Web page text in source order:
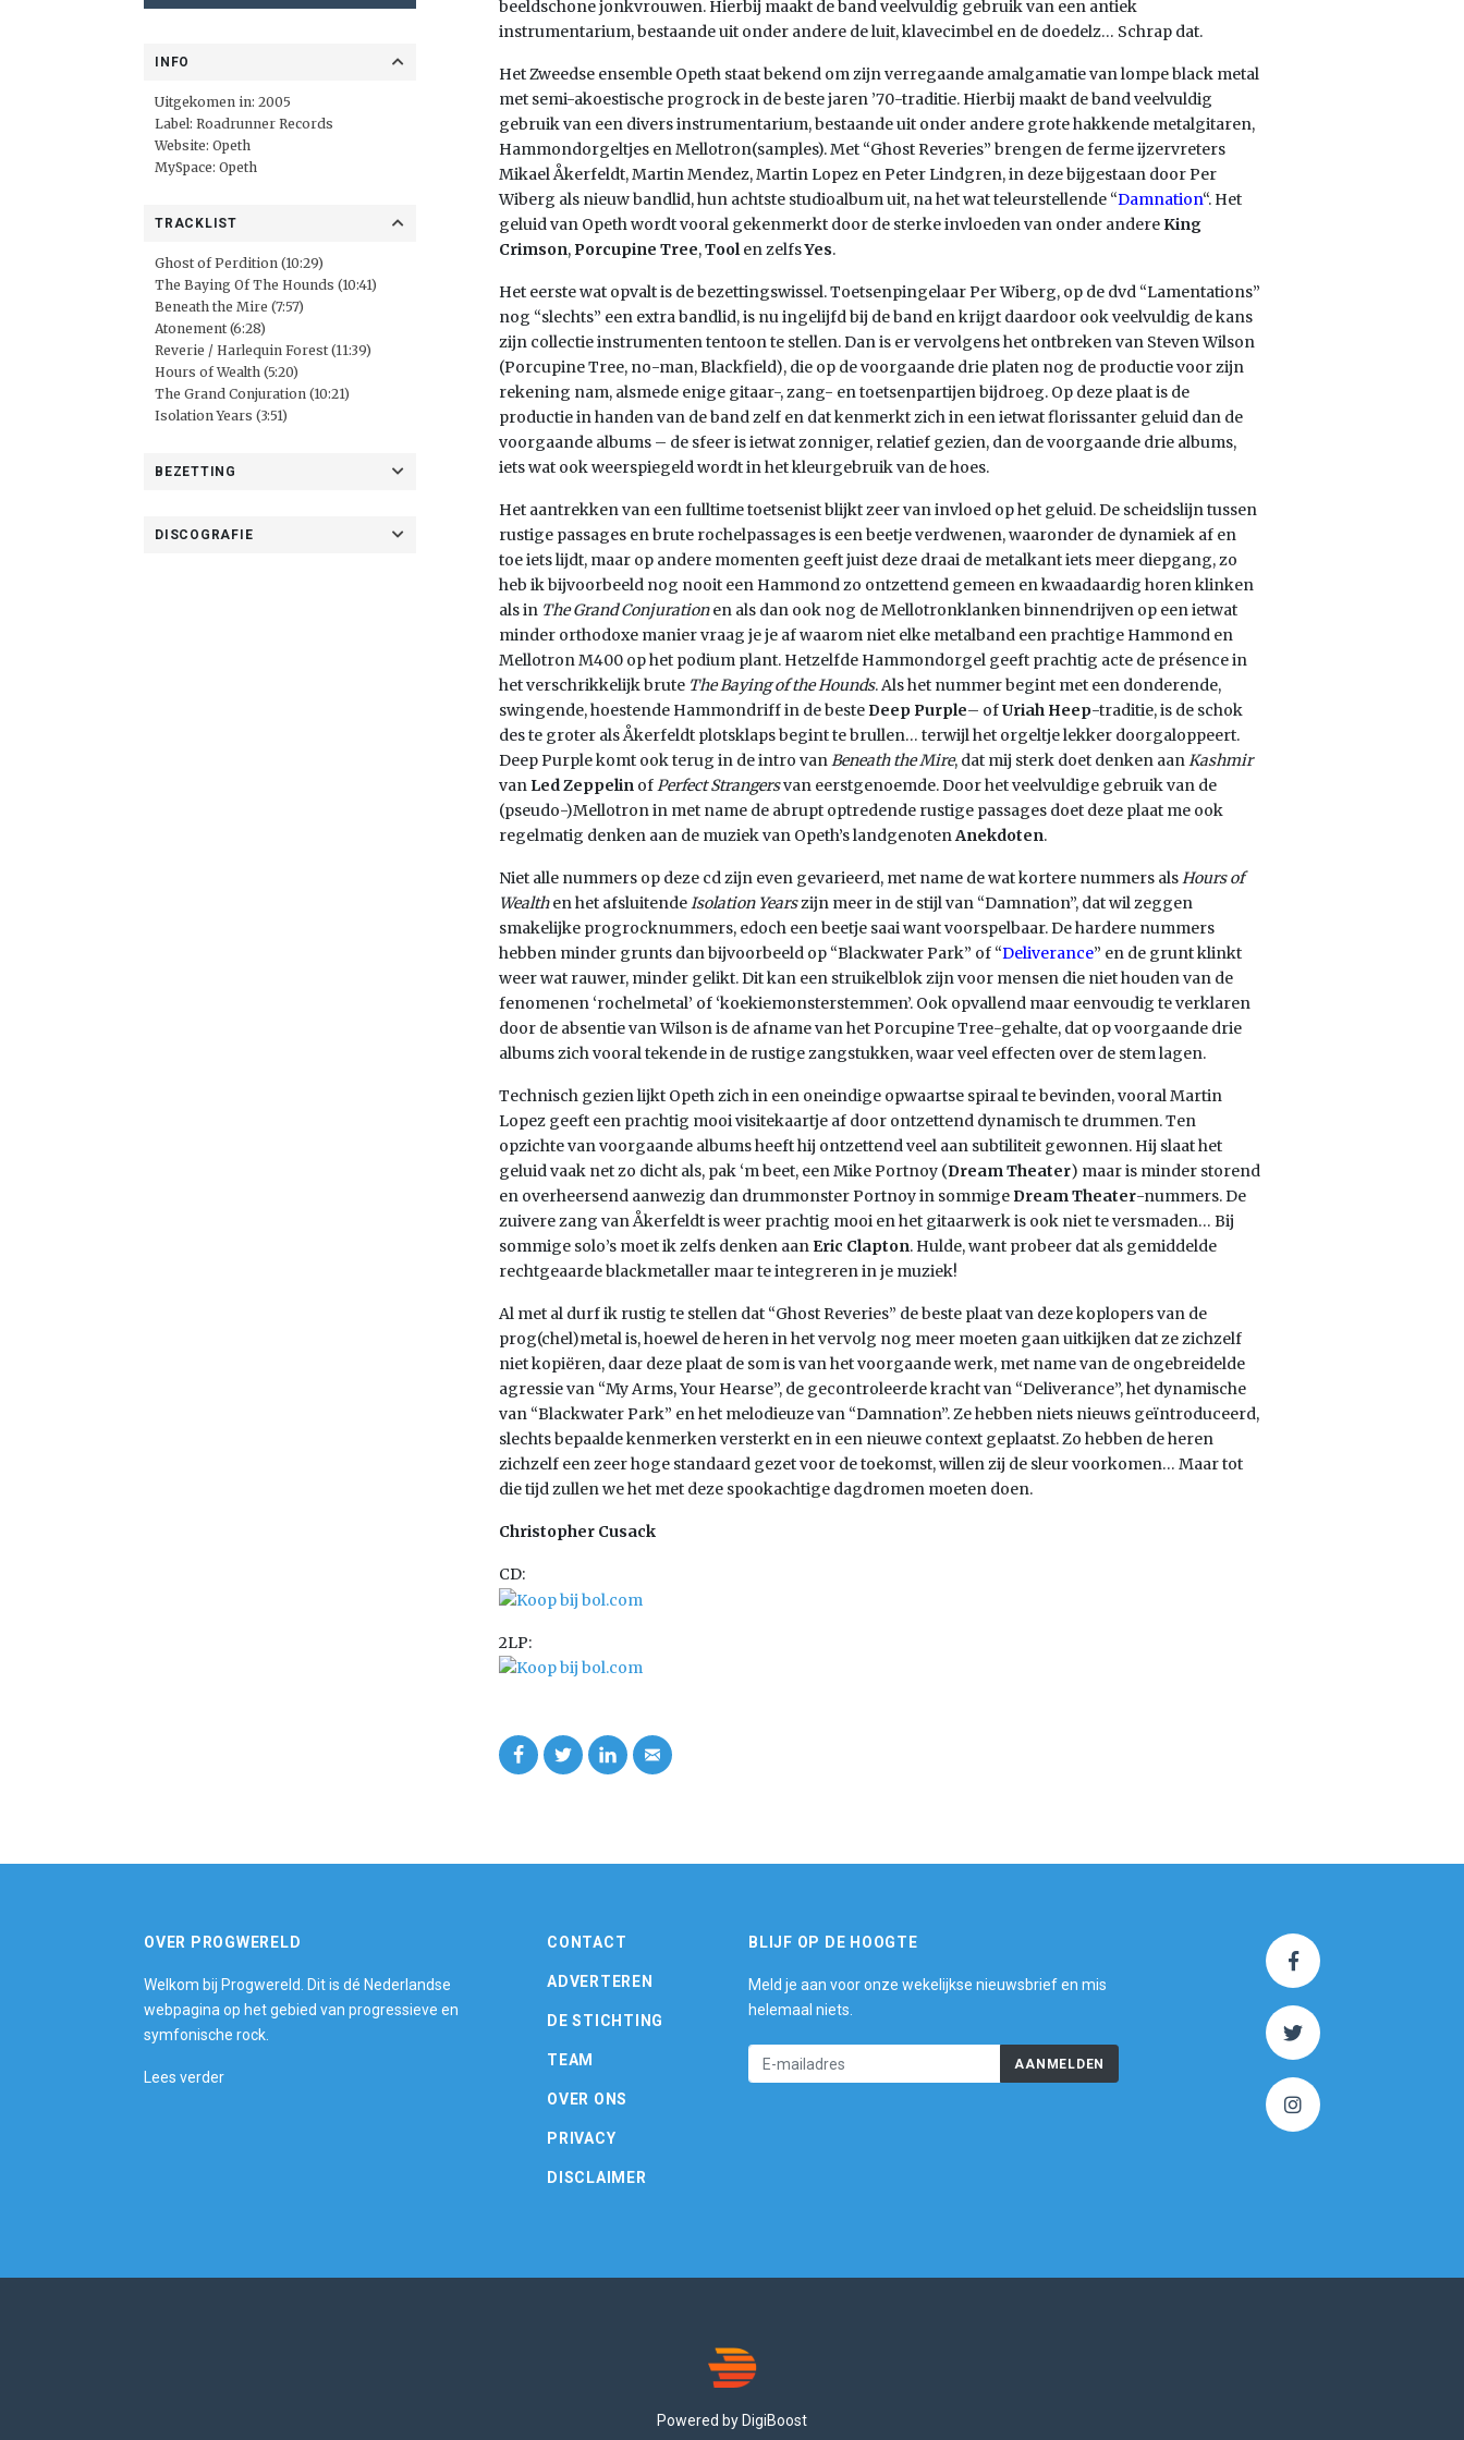
INFO
Uitgekomen in: 2005
Label: Roadrunner Records
Website: Opeth
MySpace: Opeth
TRACKLIST
Ghost of Perdition (10:29)
The Baying Of The Hounds (10:41)
Beneath the Mire (7:57)
Atonement (6:28)
Reverie / Harlequin Forest (11:39)
Hours of Wealth (5:20)
The Grand Conjuration (10:21)
Isolation Years (3:51)
BEZETTING
DISCOGRAFIE
beeldschone jonkvrouwen. Hierbij maakt de band veelvuldig gebruik van een antiek
instrumentarium, bestaande uit onder andere de luit, klavecimbel en de doedelz… Schrap dat.
Het Zweedse ensemble Opeth staat bekend om zijn verregaande amalgamatie van lompe black metal
met semi-akoestische progrock in de beste jaren ’70-traditie. Hierbij maakt de band veelvuldig
gebruik van een divers instrumentarium, bestaande uit onder andere grote hakkende metalgitaren,
Hammondorgeltjes en Mellotron(samples). Met “Ghost Reveries” brengen de ferme ijzervreters
Mikael Åkerfeldt, Martin Mendez, Martin Lopez en Peter Lindgren, in deze bijgestaan door Per
Wiberg als nieuw bandlid, hun achtste studioalbum uit, na het wat teleurstellende “Damnation“. Het
geluid van Opeth wordt vooral gekenmerkt door de sterke invloeden van onder andere King
Crimson, Porcupine Tree,Toolen zelfsYes.
Het eerste wat opvalt is de bezettingswissel. Toetsenpingelaar Per Wiberg, op de dvd “Lamentations”
nog “slechts” een extra bandlid, is nu ingelijfd bij de band en krijgt daardoor ook veelvuldig de kans
zijn collectie instrumenten tentoon te stellen. Dan is er vervolgens het ontbreken van Steven Wilson
(Porcupine Tree, no-man, Blackfield), die op de voorgaande drie platen nog de productie voor zijn
rekening nam, alsmede enige gitaar-, zang- en toetsenpartijen bijdroeg. Op deze plaat is de
productie in handen van de band zelf en dat kenmerkt zich in een ietwat florissanter geluid dan de
voorgaande albums – de sfeer is ietwat zonniger, relatief gezien, dan de voorgaande drie albums,
iets wat ook weerspiegeld wordt in het kleurgebruik van de hoes.
Het aantrekken van een fulltime toetsenist blijkt zeer van invloed op het geluid. De scheidslijn tussen
rustige passages en brute rochelpassages is een beetje verdwenen, waaronder de dynamiek af en
toe iets lijdt, maar op andere momenten geeft juist deze draai de metalkant iets meer diepgang, zo
heb ik bijvoorbeeld nog nooit een Hammond zo ontzettend gemeen en kwaadaardig horen klinken
als in The Grand Conjurationen als dan ook nog de Mellotronklanken binnendrijven op een ietwat
minder orthodoxe manier vraag je je af waarom niet elke metalband een prachtige Hammond en
Mellotron M400 op het podium plant. Hetzelfde Hammondorgel geeft prachtig acte de présence in
het verschrikkelijk brute The Baying of the Hounds. Als het nummer begint met een donderende,
swingende, hoestende Hammondriff in de beste Deep Purple– ofUriah Heep-traditie, is de schok
des te groter als Åkerfeldt plotsklaps begint te brullen… terwijl het orgeltje lekker doorgaloppeert.
Deep Purplekomt ook terug in de intro vanBeneath the Mire, dat mij sterk doet denken aanKashmir
van Led Zeppelin ofPerfect Strangersvan eerstgenoemde. Door het veelvuldige gebruik van de
(pseudo-)Mellotron in met name de abrupt optredende rustige passages doet deze plaat me ook
regelmatig denken aan de muziek van Opeth’s landgenotenAnekdoten.
Niet alle nummers op deze cd zijn even gevarieerd, met name de wat kortere nummers alsHours of
Wealthen het afsluitendeIsolation Yearszijn meer in de stijl van “Damnation”, dat wil zeggen
smakelijke progrocknummers, edoch een beetje saai want voorspelbaar. De hardere nummers
hebben minder grunts dan bijvoorbeeld op “Blackwater Park” of “Deliverance” en de grunt klinkt
weer wat rauwer, minder gelikt. Dit kan een struikelblok zijn voor mensen die niet houden van de
fenomenen ‘rochelmetal’ of ‘koekiemonsterstemmen’. Ook opvallend maar eenvoudig te verklaren
door de absentie van Wilson is de afname van het Porcupine Tree-gehalte, dat op voorgaande drie
albums zich vooral tekende in de rustige zangstukken, waar veel effecten over de stem lagen.
Technisch gezien lijkt Opeth zich in een oneindige opwaartse spiraal te bevinden, vooral Martin
Lopez geeft een prachtig mooi visitekaartje af door ontzettend dynamisch te drummen. Ten
opzichte van voorgaande albums heeft hij ontzettend veel aan subtiliteit gewonnen. Hij slaat het
geluid vaak net zo dicht als, pak ‘m beet, een Mike Portnoy (Dream Theater) maar is minder storend
en overheersend aanwezig dan drummonster Portnoy in sommige Dream Theater-nummers. De
zuivere zang van Åkerfeldt is weer prachtig mooi en het gitaarwerk is ook niet te versmaden… Bij
sommige solo’s moet ik zelfs denken aan Eric Clapton. Hulde, want probeer dat als gemiddelde
rechtgeaarde blackmetaller maar te integreren in je muziek!
Al met al durf ik rustig te stellen dat “Ghost Reveries” de beste plaat van deze koplopers van de
prog(chel)metal is, hoewel de heren in het vervolg nog meer moeten gaan uitkijken dat ze zichzelf
niet kopiëren, daar deze plaat de som is van het voorgaande werk, met name van de ongebreidelde
agressie van “My Arms, Your Hearse”, de gecontroleerde kracht van “Deliverance”, het dynamische
van “Blackwater Park” en het melodieuze van “Damnation”. Ze hebben niets nieuws geïntroduceerd,
slechts bepaalde kenmerken versterkt en in een nieuwe context geplaatst. Zo hebben de heren
zichzelf een zeer hoge standaard gezet voor de toekomst, willen zij de sleur voorkomen… Maar tot
die tijd zullen we het met deze spookachtige dagdromen moeten doen.
Christopher Cusack
CD:
2LP:
OVER PROGWERELD
Welkom bij Progwereld. Dit is dé Nederlandse
webpagina op het gebied van progressieve en
symfonische rock.
Lees verder
CONTACT
ADVERTEREN
DE STICHTING
TEAM
OVER ONS
PRIVACY
DISCLAIMER
BLIJF OP DE HOOGTE
Meld je aan voor onze wekelijkse nieuwsbrief en mis
helemaal niets.
AANMELDEN
Powered by DigiBoost